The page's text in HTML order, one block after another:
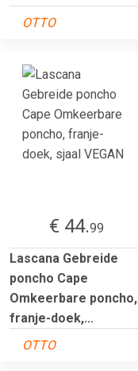
OTTO
€ 44.99
Lascana Gebreide
poncho Cape
Omkeerbare poncho,
franje-doek,...
OTTO